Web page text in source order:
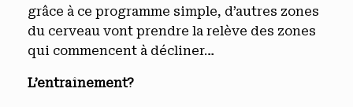
grâce à ce programme simple, d’autres zones
du cerveau vont prendre la relève des zones
qui commencent à décliner…
L’entraînement?